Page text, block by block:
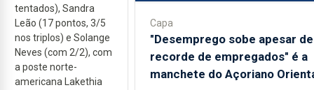
tentados), Sandra
Leão (17 pontos, 3/5
nos triplos) e Solange
Neves (com 2/2), com
a poste norte-
americana Lakethia
Capa
"Desemprego sobe apesar de
recorde de empregados" é a
manchete do Açoriano